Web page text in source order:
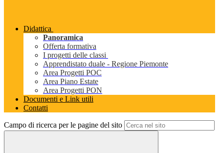
Didattica
Panoramica
Offerta formativa
I progetti delle classi
Apprendistato duale - Regione Piemonte
Area Progetti POC
Area Piano Estate
Area Progetti PON
Documenti e Link utili
Contatti
Campo di ricerca per le pagine del sito